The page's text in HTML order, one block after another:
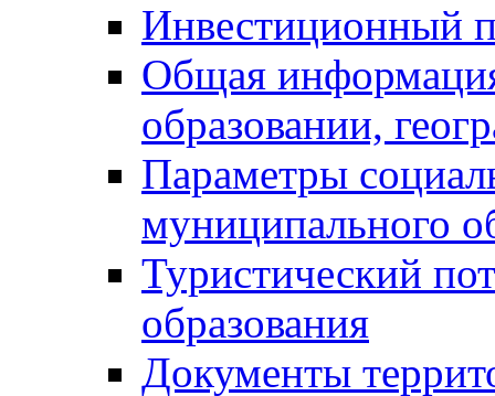
Инвестиционный
Общая
образовании,
Параметры
муниципального
Туристический
образования
Документы